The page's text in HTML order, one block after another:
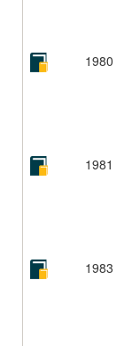
1980
1981
1983